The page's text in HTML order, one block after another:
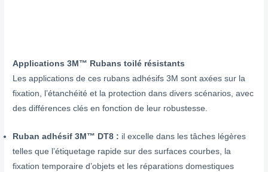
Applications3M™ Rubans toilé résistants
Les applications de ces rubans adhésifs 3M sont axées sur la
fixation, l’étanchéité et la protection dans divers scénarios, avec
des différences clés en fonction de leur robustesse.
Ruban adhésif 3M™ DT8 : il excelle dans les tâches légères
telles que l’étiquetage rapide sur des surfaces courbes, la
fixation temporaire d’objets et les réparations domestiques